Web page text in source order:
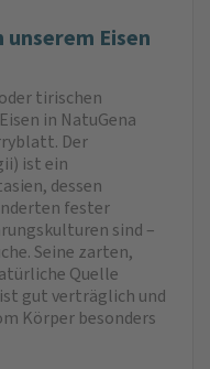
unserem Eisen
tirischen
in NatuGena
Der
ist ein
dessen
fester
sind –
Seine zarten,
Quelle
gut verträglich und
Körper besonders